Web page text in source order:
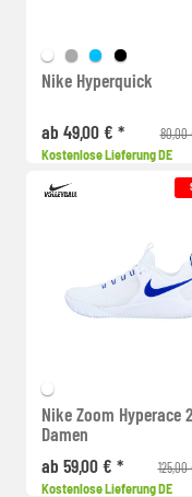
Nike Hyperquick
ab 49,00 € * 80,00
Kostenlose Lieferung DE
Nike Zoom Hyperace 2
Damen
ab 59,00 € *
Kostenlose Lieferung DE